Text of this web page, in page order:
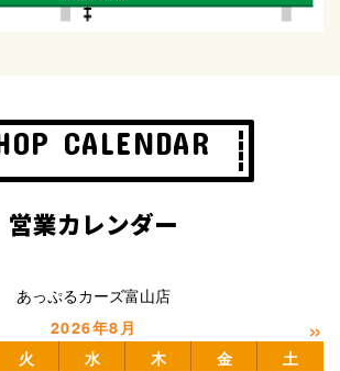
CALENDAR
営業カレンダー
あっぷるカーズ富山店
2026年8月 »
火 水 木 金 土